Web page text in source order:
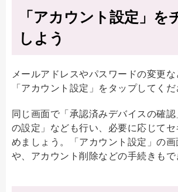
「アカウント設定」を
しよう
メールアドレスやパスワードの変更
「アカウント設定」をタップしてくだ
同じ画面で「承認済みデバイスの確
の設定」なども行い、必要に応じて
めましょう。「アカウント設定」の
や、アカウント削除などの手続きもで